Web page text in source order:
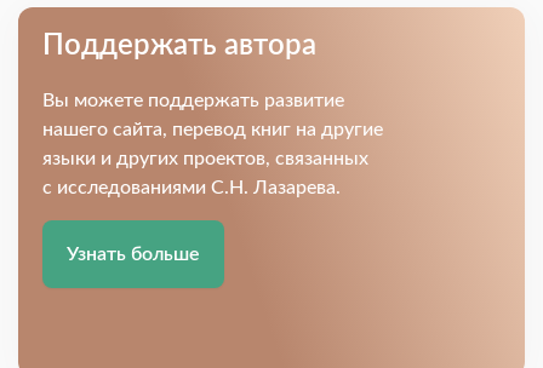
Поддержать автора
Вы можете поддержать развитие
нашего сайта, перевод книг на другие
языки и других проектов, связанных
с исследованиями С.Н. Лазарева.
Узнать больше